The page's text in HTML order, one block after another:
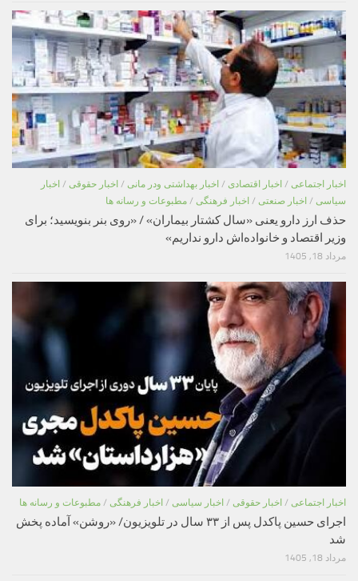
اخبار اجتماعی / اخبار اقتصادی / اخبار بهداشتی ودر مانی / اخبار حقوقی / اخبار
سیاسی / اخبار صنعتی / اخبار فرهنگی / مطبوعات و رسانه ها
حذف ارز دارو یعنی «سال کشتار بیماران» / «روی بنر بنویسید؛ برای
وزیر اقتصاد و خانواده‌اش دارو نداریم»
مرداد 18, 1405
اخبار اجتماعی / اخبار حقوقی / اخبار سیاسی / اخبار فرهنگی / مطبوعات و رسانه ها
اجرای حسین پاکدل پس از ۳۳ سال در تلویزیون/ «روشن» آماده پخش
شد
مرداد 18, 1405